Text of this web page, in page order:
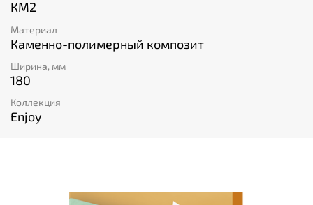
КМ2
Материал
Каменно-полимерный композит
Ширина, мм
180
Коллекция
Enjoy